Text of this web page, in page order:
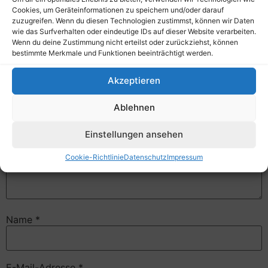
Cookies, um Geräteinformationen zu speichern und/oder darauf
zuzugreifen. Wenn du diesen Technologien zustimmst, können wir Daten
wie das Surfverhalten oder eindeutige IDs auf dieser Website verarbeiten.
Wenn du deine Zustimmung nicht erteilst oder zurückziehst, können
bestimmte Merkmale und Funktionen beeinträchtigt werden.
Akzeptieren
Ablehnen
Einstellungen ansehen
Cookie-RichtlinieDatenschutzImpressum
Deine E-Mail-Adresse wird nicht veröffentlicht.
Erforderliche Felder sind mit*markiert
Kommentar*
Name *